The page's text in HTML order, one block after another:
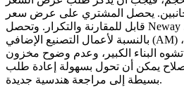
يحصل المشتري على عرض سعر
قابل للمقارنة والتكرار. وتحصل Neway على هدف تصنيعي مستقر.
بالنسبة لأعمال التصنيع الإضافي (AM) المعدنية الكبيرة والإصلاح،
تشوه البناء الكبير، وعدم وضوح مخزون
يمكن أن تحول بسهولة إعادة طلب
بسيطة إلى مراجعة هندسية جديدة.